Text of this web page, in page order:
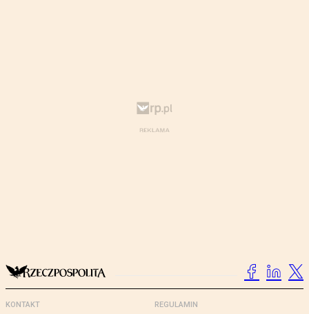
KONTAKT REGULAMIN